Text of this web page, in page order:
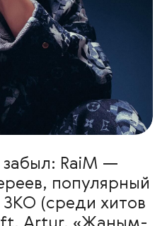
забыл: RaiM —
популярный
(среди хитов